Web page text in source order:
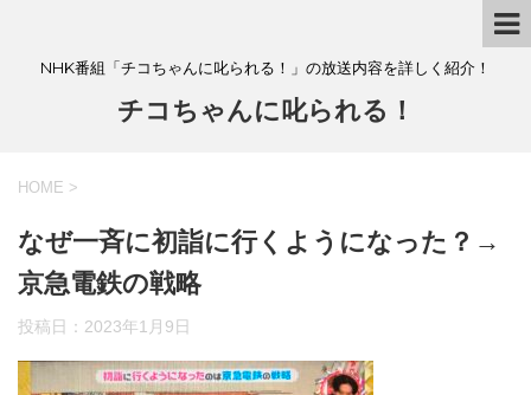
NHK番組「チコちゃんに叱られる！」の放送内容を詳しく紹介！
チコちゃんに叱られる！
HOME >
なぜ一斉に初詣に行くようになった？→
京急電鉄の戦略
投稿日： 2023年1月9日